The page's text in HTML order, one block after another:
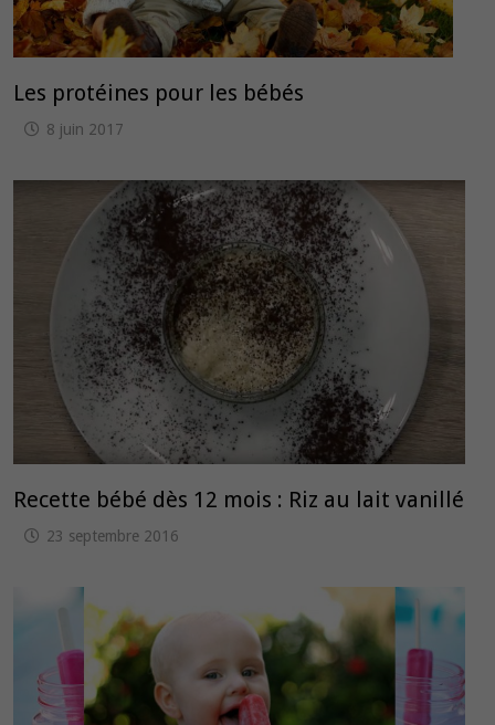
Les protéines pour les bébés
8 juin 2017
Recette bébé dès 12 mois : Riz au lait vanillé
23 septembre 2016